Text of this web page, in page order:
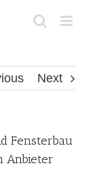
Next
Fensterbau
Anbieter